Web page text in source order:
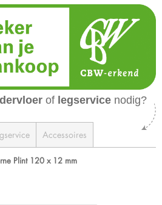
of legservice nodig?
Accessoires
Plint 120 x 12 mm